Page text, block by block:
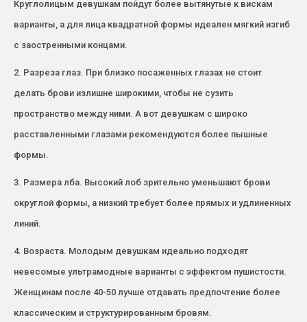
Круглолицым девушкам пойдут более вытянутые к вискам
варианты, а для лица квадратной формы идеален мягкий изгиб
с заостренными концами.
2. Разреза глаз. При близко посаженных глазах не стоит
делать брови излишне широкими, чтобы не сузить
пространство между ними. А вот девушкам с широко
расставленными глазами рекомендуются более пышные
формы.
3. Размера лба. Высокий лоб зрительно уменьшают брови
округлой формы, а низкий требует более прямых и удлиненных
линий.
4. Возраста. Молодым девушкам идеально подходят
невесомые ультрамодные варианты с эффектом пушистости.
Женщинам после 40-50 лучше отдавать предпочтение более
классическим и структурированным бровям.